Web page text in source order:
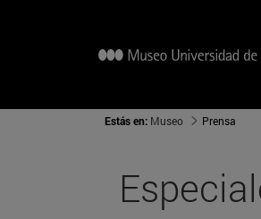
Estás en: Museo Prensa